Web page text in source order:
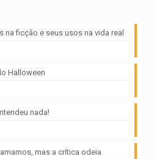
na ficção e seus usos na vida real
Halloween
nada!
mas a crítica odeia